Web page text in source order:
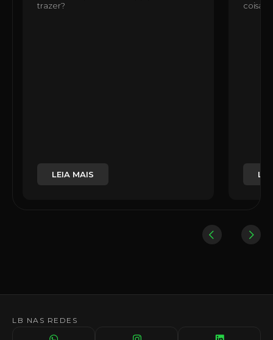
trazer?
LEIA MAIS
coisas,
LB NAS REDES